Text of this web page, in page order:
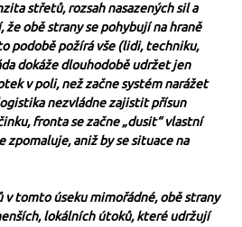
střetů, rozsah nasazených sil a
obě strany se pohybují na hraně
podobě požírá vše (lidi, techniku,
dokáže dlouhodobě udržet jen
v poli, než začne systém narážet
nezvládne zajistit přísun
fronta se začne „dusit“ vlastní
zpomaluje, aniž by se situace na
v tomto úseku mimořádné, obě strany
lokálních útoků, které udržují